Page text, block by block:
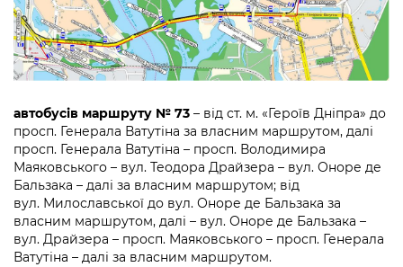
автобусів маршруту № 73 – від ст. м. «Героїв Дніпра» до
просп. Генерала Ватутіна за власним маршрутом, далі
просп. Генерала Ватутіна – просп. Володимира
Маяковського – вул. Теодора Драйзера – вул. Оноре де
Бальзака – далі за власним маршрутом; від
вул. Милославської до вул. Оноре де Бальзака за
власним маршрутом, далі – вул. Оноре де Бальзака –
вул. Драйзера – просп. Маяковського – просп. Генерала
Ватутіна – далі за власним маршрутом.